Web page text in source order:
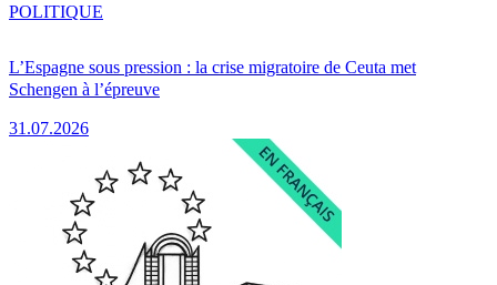
L’Espagne sous pression : la crise migratoire de Ceuta met
Schengen à l’épreuve
31.07.2026
POLITIQUE